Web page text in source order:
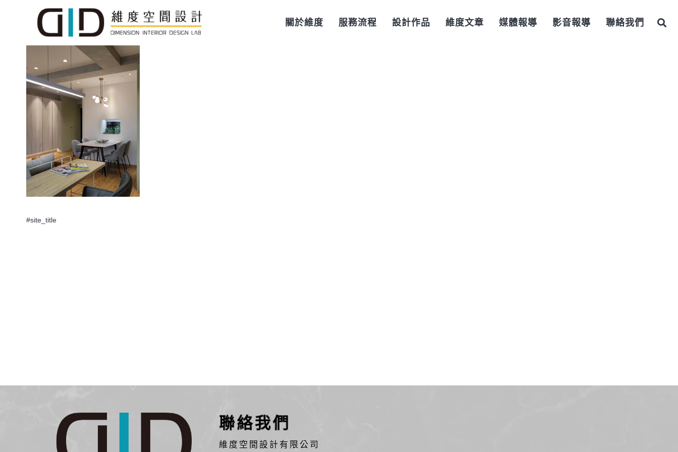
關於維度 服務流程 設計作品 維度文章 媒體報導 影音報導 聯絡我們
#site_title
聯絡我們
維度空間設計有限公司